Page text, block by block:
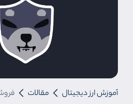
آموزش ارز دیجیتال مقالات